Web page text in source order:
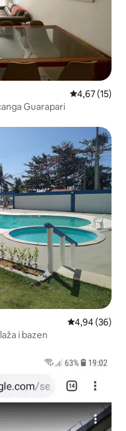
Prosječna
4,67 (15)
Guarapari
Prosječna
4,94 (36)
i bazen